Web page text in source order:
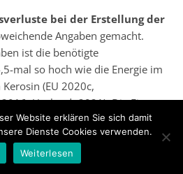
bei der Erstellung der
Angaben gemacht.
ist die benötigte
mal so hoch wie die Energie im
(EU 2020c,
Ueckerdt 2021). Die Firma
) will einen Wirkungsgrad
damit nur die 1,2-fache Menge an
zur Herstellung des E-Fuels
Website erklären Sie sich damit
Dienste Cookies verwenden.
Weiterlesen